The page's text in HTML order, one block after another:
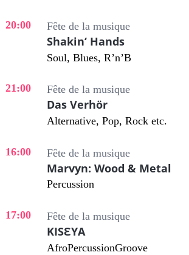
20:00 Fête de la musique
Shakin‘ Hands
Soul, Blues, R’n’B
21:00 Fête de la musique
Das Verhör
Alternative, Pop, Rock etc.
16:00 Fête de la musique
Marvyn: Wood & Metal
Percussion
17:00 Fête de la musique
KISƐYA
AfroPercussionGroove